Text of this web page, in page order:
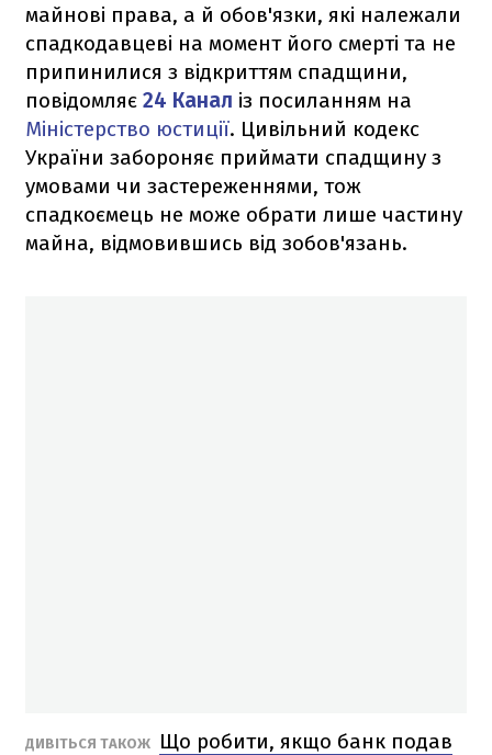
майнові права, а й обов'язки, які належали
спадкодавцеві на момент його смерті та не
припинилися з відкриттям спадщини,
повідомляє 24 Канал із посиланням на
Міністерство юстиції. Цивільний кодекс
України забороняє приймати спадщину з
умовами чи застереженнями, тож
спадкоємець не може обрати лише частину
майна, відмовившись від зобов'язань.
ДИВІТЬСЯ ТАКОЖ
Що робити, якщо банк подав